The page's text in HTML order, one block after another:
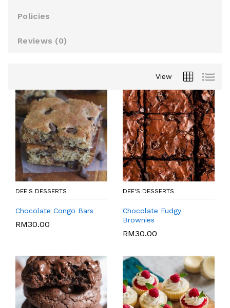
Policies
Reviews (0)
View
DEE'S DESSERTS
Chocolate Congo Bars
RM30.00
DEE'S DESSERTS
Chocolate Fudgy
Brownies
RM30.00